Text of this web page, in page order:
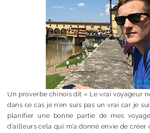
Un proverbe chinois dit « Le vrai voyageur
dans ce cas je n’en suis pas un vrai car je
planifier une bonne partie de mes
d’ailleurs cela qui m’a donné envie de créer